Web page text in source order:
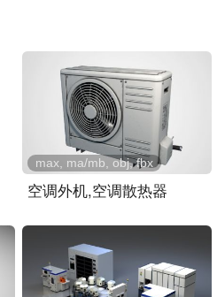
空调外机,空调散热器
max, ma/mb, obj, fbx